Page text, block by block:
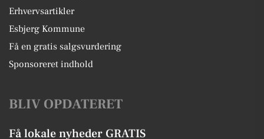
Erhvervsartikler
Esbjerg Kommune
Få en gratis salgsvurdering
Sponsoreret indhold
BLIV OPDATERET
Få lokale nyheder GRATIS